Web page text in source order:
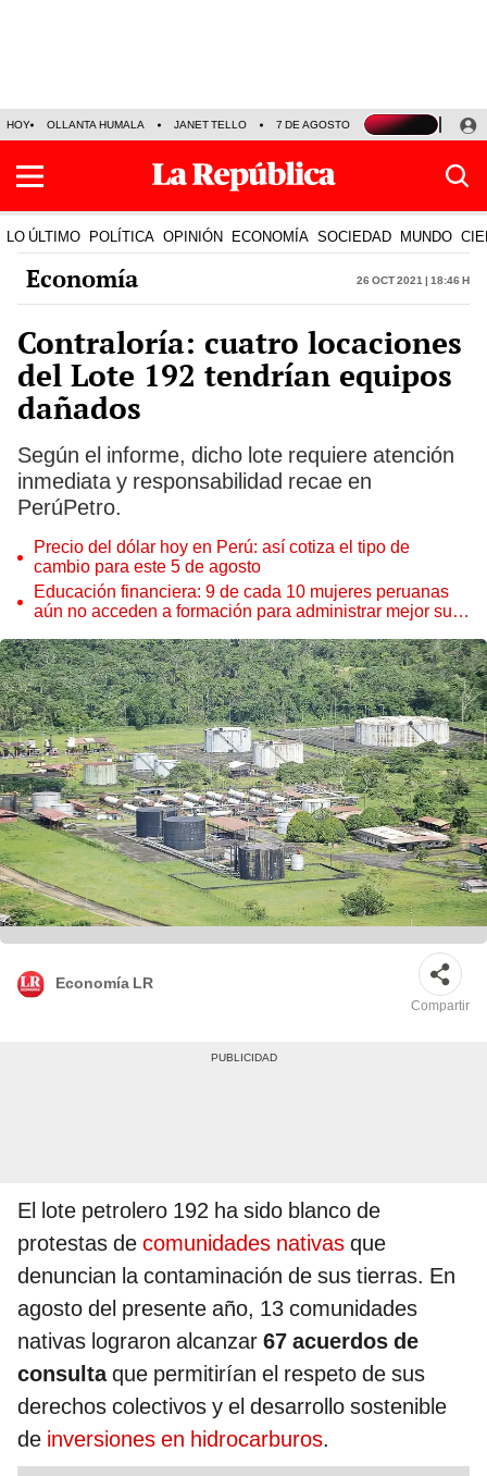
HOY OLLANTA HUMALA JANET TELLO 7 DE AGOSTO TINKA RESULTADOS
LO ÚLTIMO POLÍTICA OPINIÓN ECONOMÍA SOCIEDAD MUNDO
Economía 26 Oct 2021 | 18:46 h
Contraloría: cuatro locaciones
del Lote 192 tendrían equipos
dañados
Según el informe, dicho lote requiere atención
inmediata y responsabilidad recae en
PerúPetro.
Precio del dólar hoy en Perú: así cotiza el tipo de
cambio para este 5 de agosto
Educación financiera: 9 de cada 10 mujeres peruanas
aún no acceden a formación para administrar mejor su
Economía LR
Compartir
El lote petrolero 192 ha sido blanco de
protestas de comunidades nativas que
denuncian la contaminación de sus tierras. En
agosto del presente año, 13 comunidades
nativas lograron alcanzar 67 acuerdos de
consultaque permitirían el respeto de sus
derechos colectivos y el desarrollo sostenible
de inversiones en hidrocarburos.